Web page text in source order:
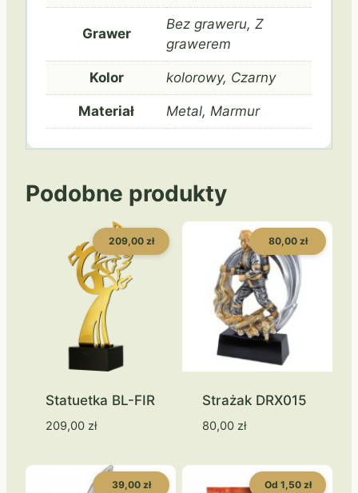
Grawer
Bez graweru, Z
grawerem
Kolor kolorowy, Czarny
Materiał Metal, Marmur
Podobne produkty
209,00 zł
Statuetka BL-FIR
209,00 zł
80,00 zł
Strażak DRX015
80,00 zł
39,00 zł Od 1,50 zł